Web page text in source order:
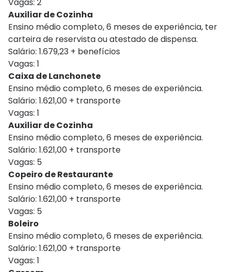
Auxiliar de Cozinha
Ensino médio completo, 6 meses de experiência, ter
carteira de reservista ou atestado de dispensa.
Salário: 1.679,23 + benefícios
Vagas: 1
Caixa de Lanchonete
Ensino médio completo, 6 meses de experiência.
Salário: 1.621,00 + transporte
Vagas: 1
Auxiliar de Cozinha
Ensino médio completo, 6 meses de experiência.
Salário: 1.621,00 + transporte
Vagas: 5
Copeiro de Restaurante
Ensino médio completo, 6 meses de experiência.
Salário: 1.621,00 + transporte
Vagas: 5
Boleiro
Ensino médio completo, 6 meses de experiência.
Salário: 1.621,00 + transporte
Vagas: 1